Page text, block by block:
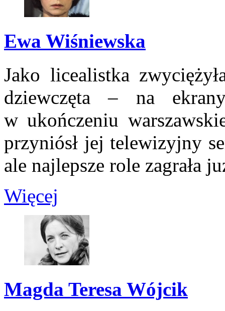
Ewa Wiśniewska
Jako licealistka
dziewczęta – na
w ukończeniu
przyniósł jej telewizyjny
ale najlepsze role zagrała
Więcej
Magda Teresa Wójcik